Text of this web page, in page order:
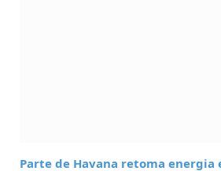
Parte de Havana retoma energia